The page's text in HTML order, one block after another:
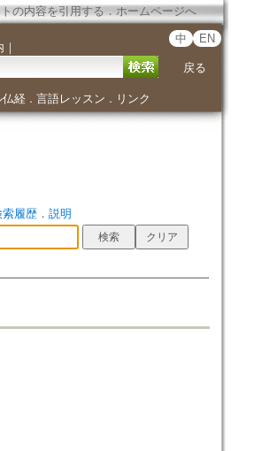
の内容を引用する ． ホームページへ
｜
中 EN
戻る
仏経． 言語レッスン ． リンク
索履歴． 説明